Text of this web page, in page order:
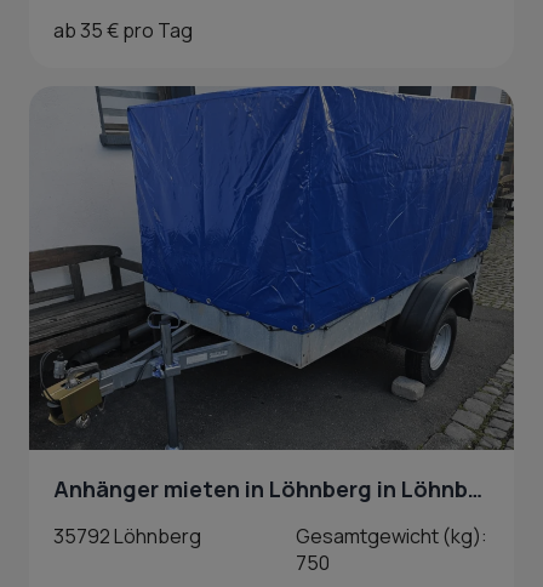
ab 35 € pro Tag
Anhänger mieten in Löhnberg in Löhnberg
35792 Löhnberg
Gesamtgewicht (kg):
750